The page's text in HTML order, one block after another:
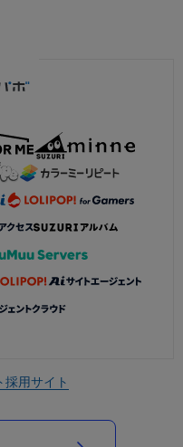
採用サイト